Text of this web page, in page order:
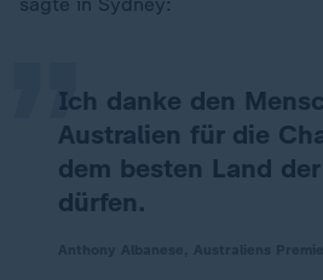
Ich danke den
Australien für die
dem besten Land
dürfen.